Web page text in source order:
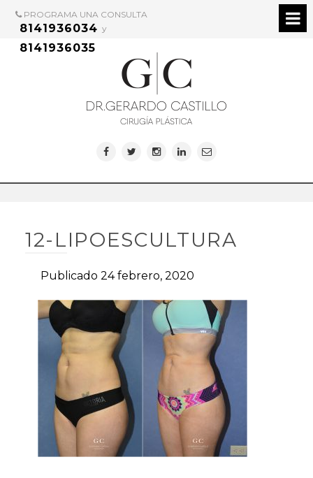
PROGRAMA UNA CONSULTA
8141936034 y
8141936035
12-LIPOESCULTURA
Publicado 24 febrero, 2020